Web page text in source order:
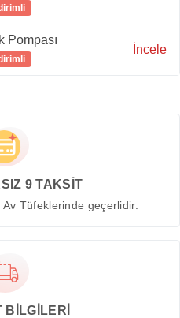
Pompası
İncele
9 TAKSİT
Tüfeklerinde geçerlidir.
BİLGİLERİ